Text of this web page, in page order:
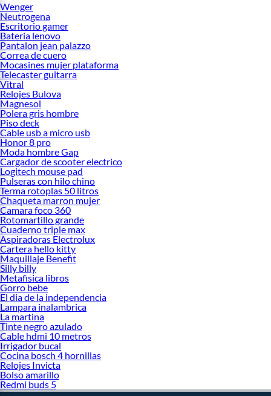
Wenger
Neutrogena
Escritorio gamer
Bateria lenovo
Pantalon jean palazzo
Correa de cuero
Mocasines mujer plataforma
Telecaster guitarra
Vitral
Relojes Bulova
Magnesol
Polera gris hombre
Piso deck
Cable usb a micro usb
Honor 8 pro
Moda hombre Gap
Cargador de scooter electrico
Logitech mouse pad
Pulseras con hilo chino
Terma rotoplas 50 litros
Chaqueta marron mujer
Camara foco 360
Rotomartillo grande
Cuaderno triple max
Aspiradoras Electrolux
Cartera hello kitty
Maquillaje Benefit
Silly billy
Metafisica libros
Gorro bebe
El dia de la independencia
Lampara inalambrica
La martina
Tinte negro azulado
Cable hdmi 10 metros
Irrigador bucal
Cocina bosch 4 hornillas
Relojes Invicta
Bolso amarillo
Redmi buds 5